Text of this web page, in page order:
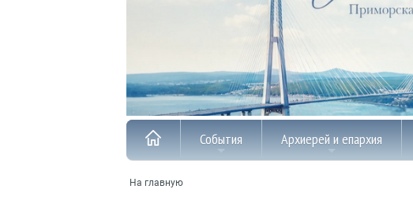
События Архиерей и епархия
На главную